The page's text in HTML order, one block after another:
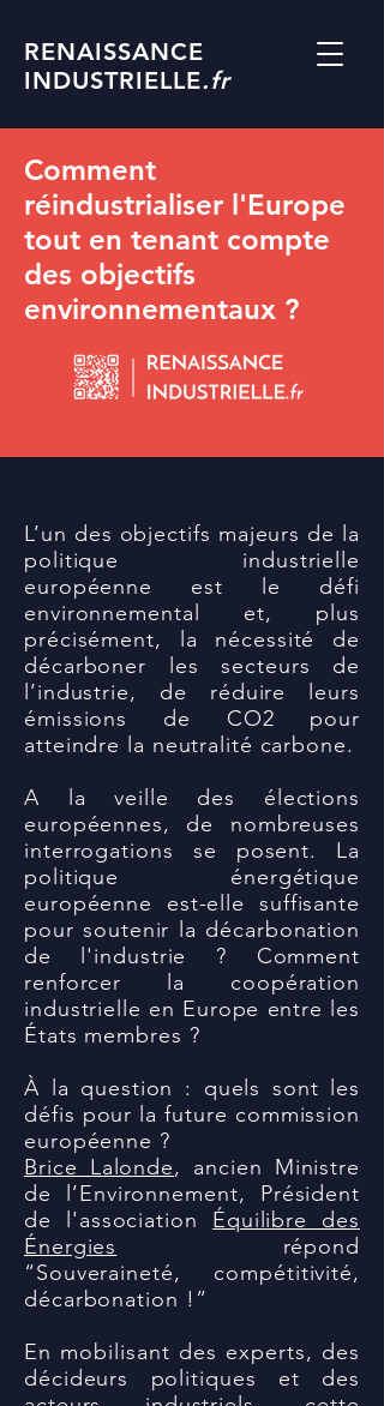
RENAISSANCE
INDUSTRIELLE.fr
Comment
réindustrialiser l'Europe
tout en tenant compte
des objectifs
environnementaux ?
L’un des objectifs majeurs de la
politique industrielle
européenne est le défi
environnemental et, plus
précisément, la nécessité de
décarboner les secteurs de
l’industrie, de réduire leurs
émissions de CO2 pour
atteindre la neutralité carbone.
A la veille des élections
européennes, de nombreuses
interrogations se posent. La
politique énergétique
européenne est-elle suffisante
pour soutenir la décarbonation
de l'industrie ? Comment
renforcer la coopération
industrielle en Europe entre les
États membres ?
À la question : quels sont les
défis pour la future commission
européenne ?
Brice Lalonde, ancien Ministre
de l’Environnement, Président
de l'association Équilibre des
Énergies
répond
“Souveraineté, compétitivité,
décarbonation !”
En mobilisant des experts, des
décideurs politiques et des